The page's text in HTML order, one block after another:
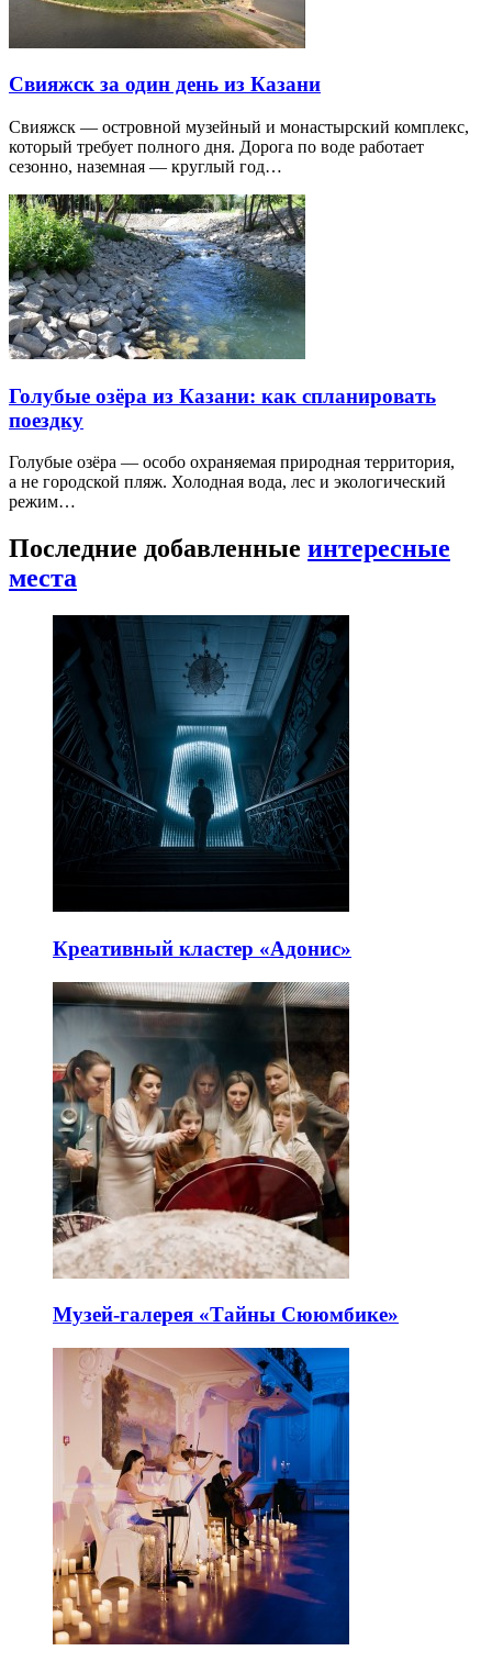
Свияжск за один день из Казани
Свияжск — островной музейный и монастырский комплекс,
который требует полного дня. Дорога по воде работает
сезонно, наземная — круглый год…
Голубые озёра из Казани: как спланировать
поездку
Голубые озёра — особо охраняемая природная территория,
а не городской пляж. Холодная вода, лес и экологический
режим…
Последние добавленные интересные
места
Креативный кластер «Адонис»
Музей-галерея «Тайны Сююмбике»